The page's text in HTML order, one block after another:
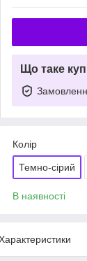
Що таке
Колір
Темно-сірий
В наявності